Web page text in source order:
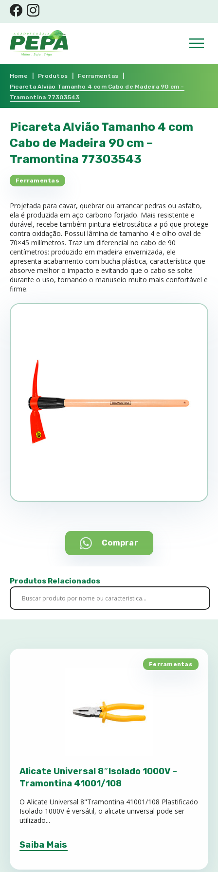
Home Produtos Ferramentas
Picareta Alvião Tamanho 4 com Cabo de Madeira 90 cm –
Tramontina 77303543
Picareta Alvião Tamanho 4 com
Cabo de Madeira 90 cm –
Tramontina 77303543
Ferramentas
Projetada para cavar, quebrar ou arrancar pedras ou asfalto,
ela é produzida em aço carbono forjado. Mais resistente e
durável, recebe também pintura eletrostática a pó que protege
contra oxidação. Possui lâmina de tamanho 4 e olho oval de
70×45 milímetros. Traz um diferencial no cabo de 90
centímetros: produzido em madeira envernizada, ele
apresenta acabamento com bucha plástica, característica que
absorve melhor o impacto e evitando que o cabo se solte
durante o uso, tornando o manuseio muito mais confortável e
firme.
Comprar
Produtos Relacionados
Alicate Universal 8″Isolado 1000V –
Tramontina 41001/108
O Alicate Universal 8"Tramontina 41001/108 Plastificado
Isolado 1000V é versátil, o alicate universal pode ser
utilizado...
Saiba Mais
Ferramentas